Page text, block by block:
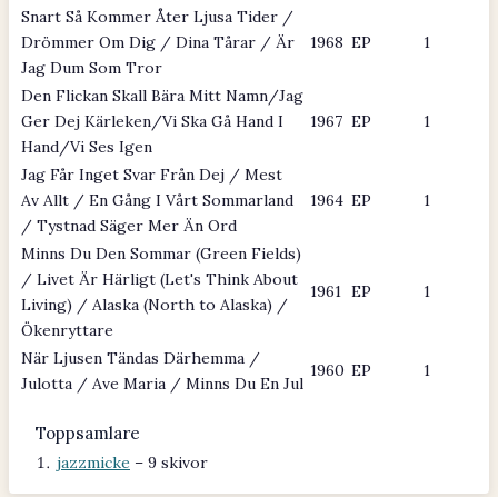
Snart Så Kommer Åter Ljusa Tider /
Drömmer Om Dig / Dina Tårar / Är
Jag Dum Som Tror
1968 EP 1
Den Flickan Skall Bära Mitt Namn/Jag
Ger Dej Kärleken/Vi Ska Gå Hand I
Hand/Vi Ses Igen
1967 EP 1
Jag Får Inget Svar Från Dej / Mest
Av Allt / En Gång I Vårt Sommarland
/ Tystnad Säger Mer Än Ord
1964 EP 1
Minns Du Den Sommar (Green Fields)
/ Livet Är Härligt (Let's Think About
Living) / Alaska (North to Alaska) /
Ökenryttare
1961 EP 1
När Ljusen Tändas Därhemma /
Julotta / Ave Maria / Minns Du En Jul
1960 EP 1
Toppsamlare
jazzmicke – 9 skivor